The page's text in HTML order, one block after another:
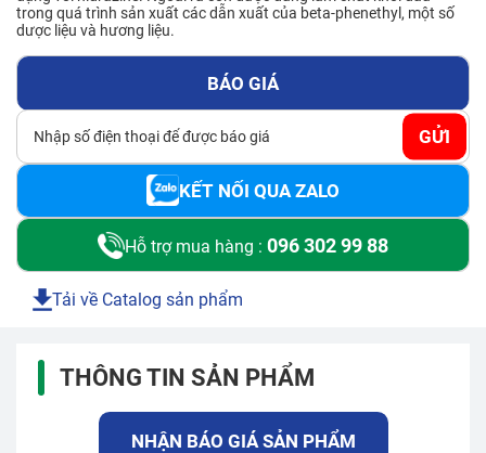
trong quá trình sản xuất các dẫn xuất của beta-phenethyl, một số
dược liệu và hương liệu.
BÁO GIÁ
GỬI
KẾT NỐI QUA ZALO
Hỗ trợ mua hàng : 096 302 99 88
Tải về Catalog sản phẩm
THÔNG TIN SẢN PHẨM
NHẬN BÁO GIÁ SẢN PHẨM
Yêu cầu báo giá
GỬI